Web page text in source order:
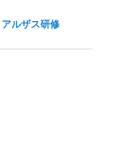
アルザス研修